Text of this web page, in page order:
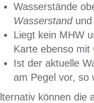
Wasserstände
Wasserstandund
Liegt kein MHW
Karte ebenso mit
Ist der aktuelle
am Pegel vor,
können die